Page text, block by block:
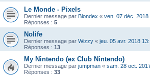
Le Monde - Pixels
Dernier message par Blondex « ven. 07 déc. 2018
Réponses : 5
Nolife
Dernier message par Wizzy « jeu. 05 avr. 2018
Réponses : 13
My Nintendo (ex Club Nintendo)
Dernier message par jumpman « sam. 28 oct.
Réponses : 33